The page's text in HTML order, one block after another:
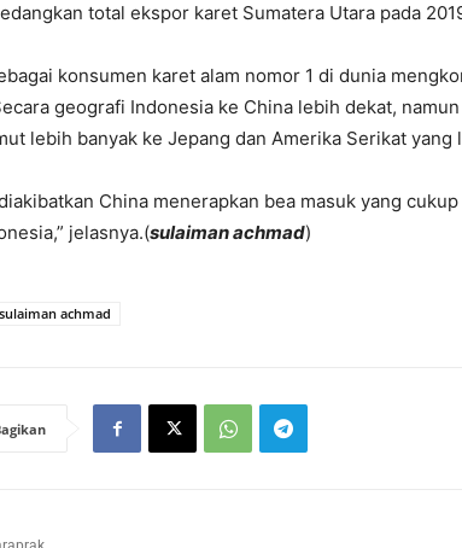
total ekspor karet Sumatera Utara pada
konsumen karet alam nomor 1 di dunia
geografi Indonesia ke China lebih dekat,
lebih banyak ke Jepang dan Amerika Serikat yang
China menerapkan bea masuk yang
jelasnya.(sulaiman achmad)
sulaiman achmad